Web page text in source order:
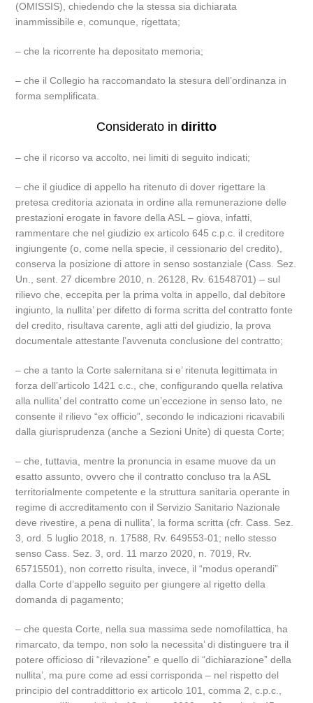
(OMISSIS), chiedendo che la stessa sia dichiarata
inammissibile e, comunque, rigettata;
– che la ricorrente ha depositato memoria;
– che il Collegio ha raccomandato la stesura dell’ordinanza in
forma semplificata.
Considerato in diritto
– che il ricorso va accolto, nei limiti di seguito indicati;
– che il giudice di appello ha ritenuto di dover rigettare la
pretesa creditoria azionata in ordine alla remunerazione delle
prestazioni erogate in favore della ASL – giova, infatti,
rammentare che nel giudizio ex articolo 645 c.p.c. il creditore
ingiungente (o, come nella specie, il cessionario del credito),
conserva la posizione di attore in senso sostanziale (Cass. Sez.
Un., sent. 27 dicembre 2010, n. 26128, Rv. 61548701) – sul
rilievo che, eccepita per la prima volta in appello, dal debitore
ingiunto, la nullita’ per difetto di forma scritta del contratto fonte
del credito, risultava carente, agli atti del giudizio, la prova
documentale attestante l’avvenuta conclusione del contratto;
– che a tanto la Corte salernitana si e’ ritenuta legittimata in
forza dell’articolo 1421 c.c., che, configurando quella relativa
alla nullita’ del contratto come un’eccezione in senso lato, ne
consente il rilievo “ex officio”, secondo le indicazioni ricavabili
dalla giurisprudenza (anche a Sezioni Unite) di questa Corte;
– che, tuttavia, mentre la pronuncia in esame muove da un
esatto assunto, ovvero che il contratto concluso tra la ASL
territorialmente competente e la struttura sanitaria operante in
regime di accreditamento con il Servizio Sanitario Nazionale
deve rivestire, a pena di nullita’, la forma scritta (cfr. Cass. Sez.
3, ord. 5 luglio 2018, n. 17588, Rv. 649553-01; nello stesso
senso Cass. Sez. 3, ord. 11 marzo 2020, n. 7019, Rv.
65715501), non corretto risulta, invece, il “modus operandi”
dalla Corte d’appello seguito per giungere al rigetto della
domanda di pagamento;
– che questa Corte, nella sua massima sede nomofilattica, ha
rimarcato, da tempo, non solo la necessita’ di distinguere tra il
potere officioso di “rilevazione” e quello di “dichiarazione” della
nullita’, ma pure come ad essi corrisponda – nel rispetto del
principio del contraddittorio ex articolo 101, comma 2, c.p.c.,